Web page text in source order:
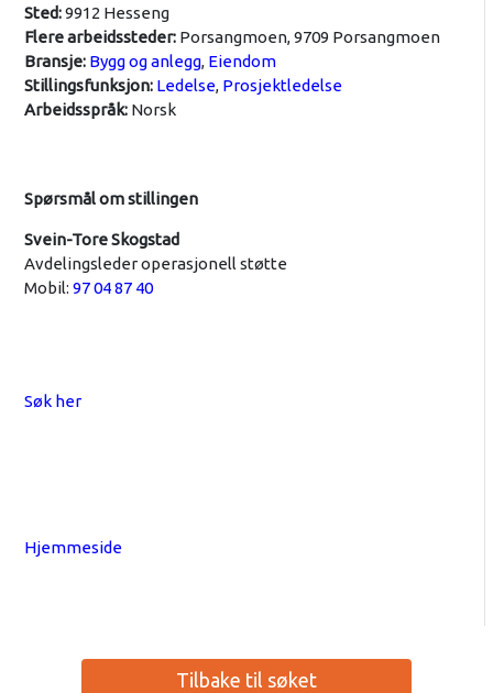
Sted:9912 Hesseng
Flere arbeidssteder:Porsangmoen, 9709 Porsangmoen
Bransje: Bygg og anlegg, Eiendom
Stillingsfunksjon: Ledelse, Prosjektledelse
Arbeidsspråk:Norsk
Spørsmål om stillingen
Svein-Tore Skogstad
Avdelingsleder operasjonell støtte
Mobil: 97 04 87 40
Søk her
Hjemmeside
Tilbake til søket